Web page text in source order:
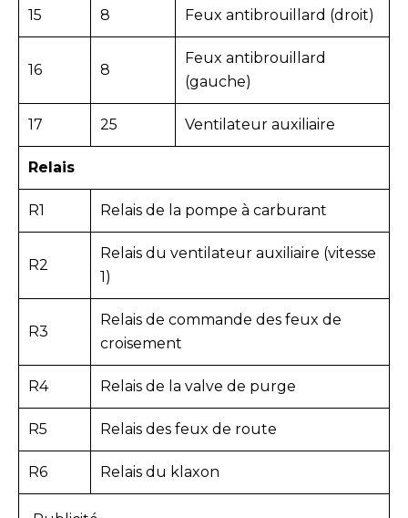
15 8 Feux antibrouillard (droit)
16 8
Feux antibrouillard
(gauche)
17 25 Ventilateur auxiliaire
Relais
R1 Relais de la pompe à carburant
R2
Relais du ventilateur auxiliaire (vitesse
1)
R3
Relais de commande des feux de
croisement
R4 Relais de la valve de purge
R5 Relais des feux de route
R6 Relais du klaxon